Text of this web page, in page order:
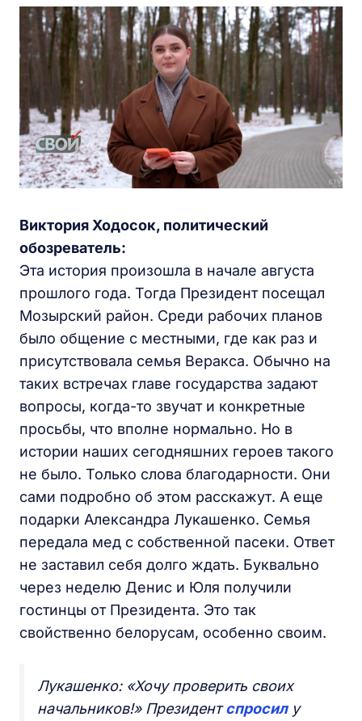
Виктория Ходосок, политический
обозреватель:
Эта история произошла в начале августа
прошлого года. Тогда Президент посещал
Мозырский район. Среди рабочих планов
было общение с местными, где как раз и
присутствовала семья Веракса. Обычно на
таких встречах главе государства задают
вопросы, когда-то звучат и конкретные
просьбы, что вполне нормально. Но в
истории наших сегодняшних героев такого
не было. Только слова благодарности. Они
сами подробно об этом расскажут. А еще
подарки Александра Лукашенко. Семья
передала мед с собственной пасеки. Ответ
не заставил себя долго ждать. Буквально
через неделю Денис и Юля получили
гостинцы от Президента. Это так
свойственно белорусам, особенно своим.
Лукашенко: «Хочу проверить своих
начальников!» Президентспросилу